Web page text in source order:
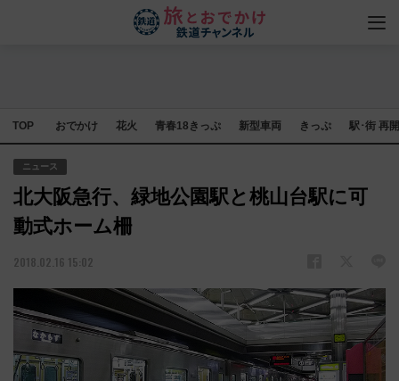
TOP おでかけ 花火 青春18きっぷ 新型車両 きっぷ 駅･街 再
ニュース
北大阪急行、緑地公園駅と桃山台駅に可
動式ホーム柵
2018.02.16 15:02